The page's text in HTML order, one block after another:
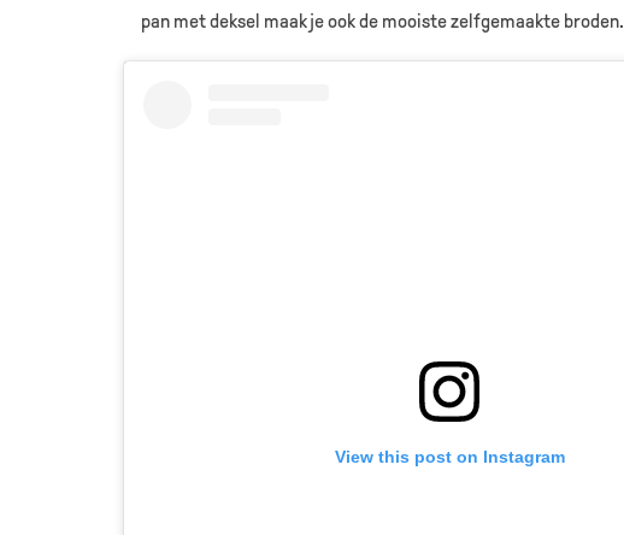
pan met deksel maak je ook de mooiste zelfgemaakte broden.
View this post on Instagram